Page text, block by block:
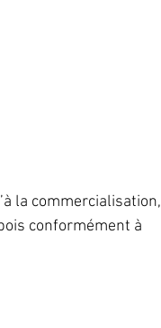
la commercialisation,
conformément à